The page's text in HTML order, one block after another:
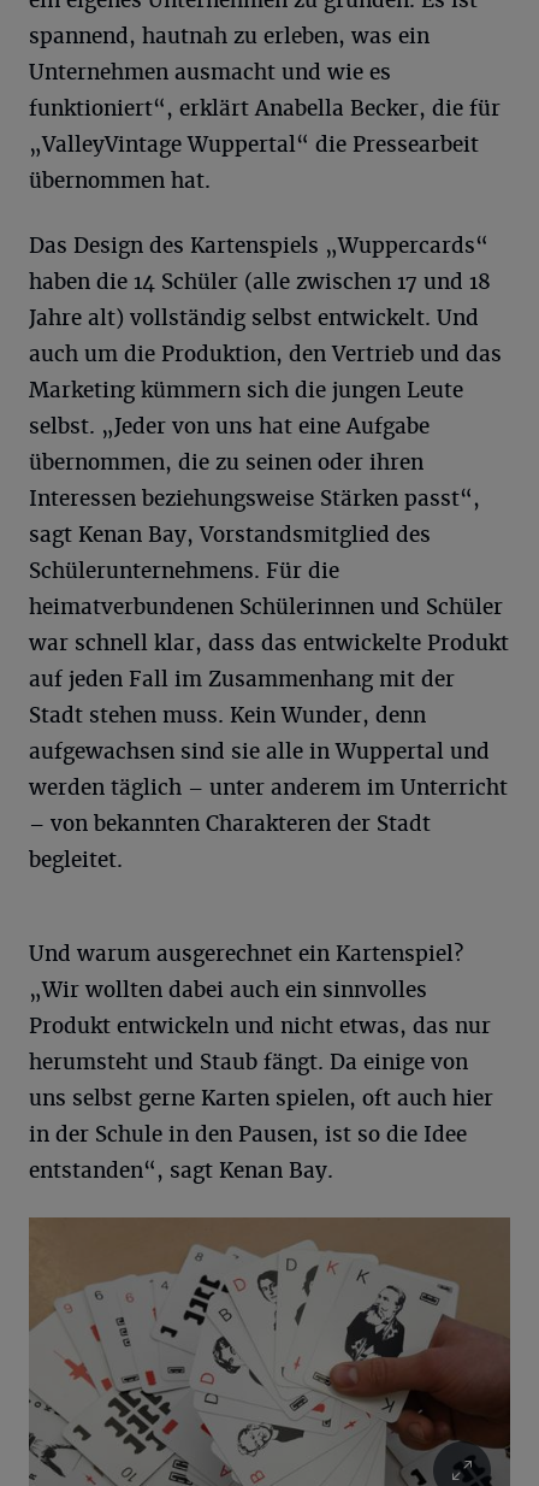
spannend, hautnah zu erleben, was ein
Unternehmen ausmacht und wie es
funktioniert“, erklärt Anabella Becker, die für
„ValleyVintage Wuppertal“ die Pressearbeit
übernommen hat.
Das Design des Kartenspiels „Wuppercards“
haben die 14 Schüler (alle zwischen 17 und 18
Jahre alt) vollständig selbst entwickelt. Und
auch um die Produktion, den Vertrieb und das
Marketing kümmern sich die jungen Leute
selbst. „Jeder von uns hat eine Aufgabe
übernommen, die zu seinen oder ihren
Interessen beziehungsweise Stärken passt“,
sagt Kenan Bay, Vorstandsmitglied des
Schülerunternehmens. Für die
heimatverbundenen Schülerinnen und Schüler
war schnell klar, dass das entwickelte Produkt
auf jeden Fall im Zusammenhang mit der
Stadt stehen muss. Kein Wunder, denn
aufgewachsen sind sie alle in Wuppertal und
werden täglich – unter anderem im Unterricht
– von bekannten Charakteren der Stadt
begleitet.
Und warum ausgerechnet ein Kartenspiel?
„Wir wollten dabei auch ein sinnvolles
Produkt entwickeln und nicht etwas, das nur
herumsteht und Staub fängt. Da einige von
uns selbst gerne Karten spielen, oft auch hier
in der Schule in den Pausen, ist so die Idee
entstanden“, sagt Kenan Bay.